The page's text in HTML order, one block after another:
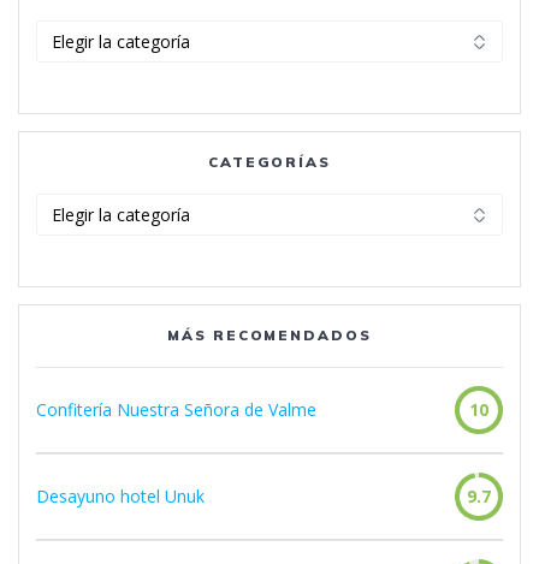
CATEGORÍAS
MÁS RECOMENDADOS
Confitería Nuestra Señora de Valme 10
Desayuno hotel Unuk 9.7